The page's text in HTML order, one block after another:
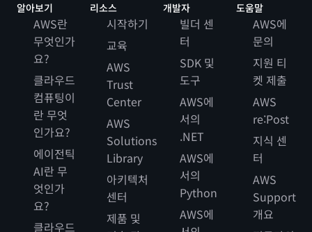
알아보기
AWS란
무엇인가
요?
클라우드
컴퓨팅이
란 무엇
인가요?
에이전틱
AI란 무
엇인가
요?
클라우드
리소스
시작하기
교육
AWS
Trust
Center
AWS
Solutions
Library
아키텍처
센터
제품 및
개발자
빌더 센
터
SDK 및
도구
AWS에
서의
.NET
AWS에
서의
Python
AWS에
도움말
AWS에
문의
지원 티
켓 제출
AWS
re:Post
지식 센
터
AWS
Support
개요